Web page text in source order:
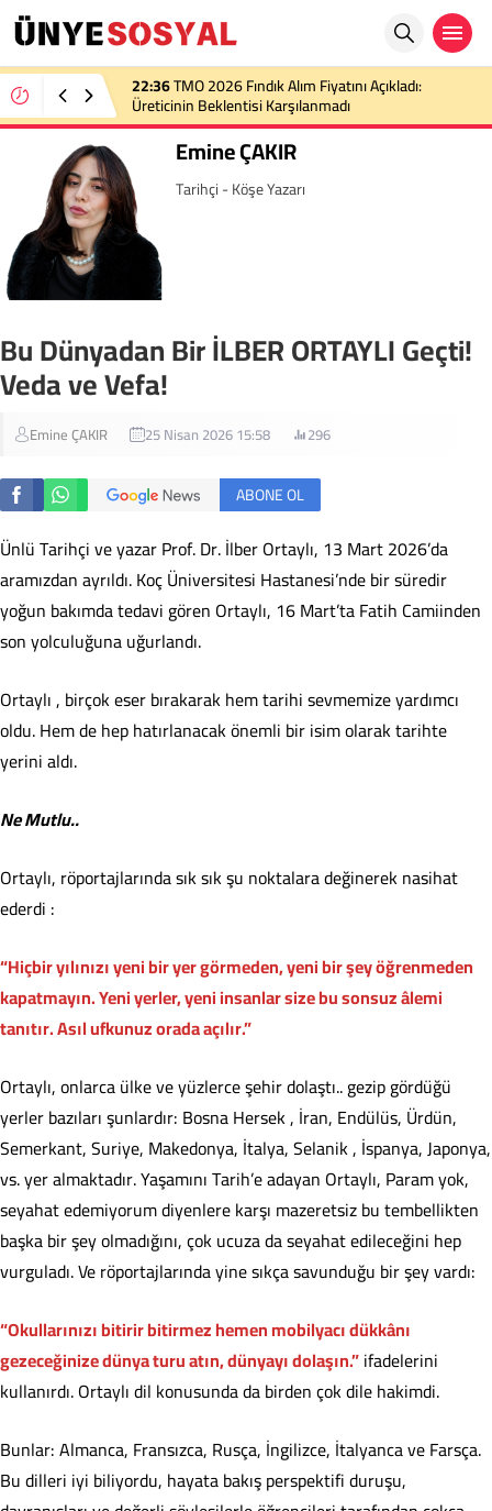
22:36TMO 2026 Fındık Alım Fiyatını Açıkladı:
Üreticinin Beklentisi Karşılanmadı
Emine ÇAKIR
Tarihçi - Köşe Yazarı
Bu Dünyadan Bir İLBER ORTAYLI Geçti!
Veda ve Vefa!
Emine ÇAKIR 25 Nisan 2026 15:58 296
ABONE OL
Ünlü Tarihçi ve yazar Prof. Dr. İlber Ortaylı, 13 Mart 2026’da
aramızdan ayrıldı. Koç Üniversitesi Hastanesi’nde bir süredir
yoğun bakımda tedavi gören Ortaylı, 16 Mart’ta Fatih Camiinden
son yolculuğuna uğurlandı.
Ortaylı , birçok eser bırakarak hem tarihi sevmemize yardımcı
oldu. Hem de hep hatırlanacak önemli bir isim olarak tarihte
yerini aldı.
Ne Mutlu..
Ortaylı, röportajlarında sık sık şu noktalara değinerek nasihat
ederdi :
“Hiçbir yılınızı yeni bir yer görmeden, yeni bir şey öğrenmeden
kapatmayın. Yeni yerler, yeni insanlar size bu sonsuz âlemi
tanıtır. Asıl ufkunuz orada açılır.”
Ortaylı, onlarca ülke ve yüzlerce şehir dolaştı.. gezip gördüğü
yerler bazıları şunlardır: Bosna Hersek , İran, Endülüs, Ürdün,
Semerkant, Suriye, Makedonya, İtalya, Selanik , İspanya, Japonya,
vs. yer almaktadır. Yaşamını Tarih’e adayan Ortaylı, Param yok,
seyahat edemiyorum diyenlere karşı mazeretsiz bu tembellikten
başka bir şey olmadığını, çok ucuza da seyahat edileceğini hep
vurguladı. Ve röportajlarında yine sıkça savunduğu bir şey vardı:
“Okullarınızı bitirir bitirmez hemen mobilyacı dükkânı
gezeceğinize dünya turu atın, dünyayı dolaşın.”ifadelerini
kullanırdı. Ortaylı dil konusunda da birden çok dile hakimdi.
Bunlar: Almanca, Fransızca, Rusça, İngilizce, İtalyanca ve Farsça.
Bu dilleri iyi biliyordu, hayata bakış perspektifi duruşu,